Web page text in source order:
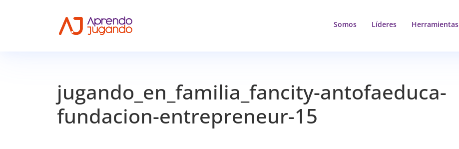
Somos Líderes Herramientas
jugando_en_familia_fancity-antofaeduca-
fundacion-entrepreneur-15